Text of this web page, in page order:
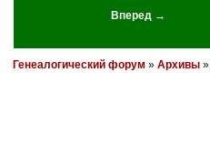
Вперед →
Генеалогический форум » Архивы»